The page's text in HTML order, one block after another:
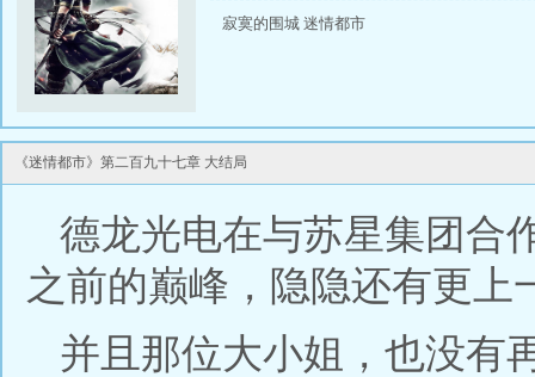
寂寞的围城 迷情都市
《迷情都市》第二百九十七章 大结局
德龙光电在与苏星集团合
之前的巅峰，隐隐还有更上
并且那位大小姐，也没有